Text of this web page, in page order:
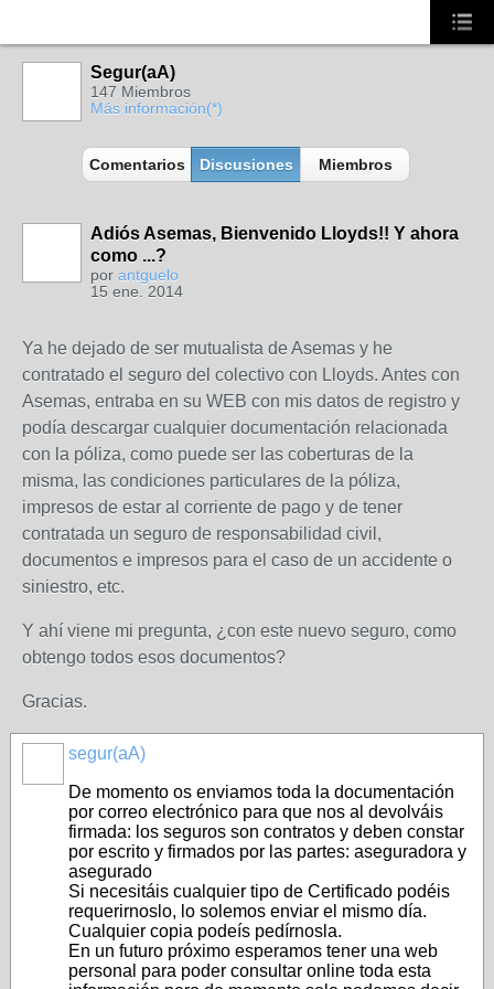
Segur(aA)
147 Miembros
Más información(*)
Comentarios Discusiones Miembros
Adiós Asemas, Bienvenido Lloyds!! Y ahora
como ...?
por antguelo
15 ene. 2014
Ya he dejado de ser mutualista de Asemas y he
contratado el seguro del colectivo con Lloyds. Antes con
Asemas, entraba en su WEB con mis datos de registro y
podía descargar cualquier documentación relacionada
con la póliza, como puede ser las coberturas de la
misma, las condiciones particulares de la póliza,
impresos de estar al corriente de pago y de tener
contratada un seguro de responsabilidad civil,
documentos e impresos para el caso de un accidente o
siniestro, etc.
Y ahí viene mi pregunta, ¿con este nuevo seguro, como
obtengo todos esos documentos?
Gracias.
segur(aA)
De momento os enviamos toda la documentación
por correo electrónico para que nos al devolváis
firmada: los seguros son contratos y deben constar
por escrito y firmados por las partes: aseguradora y
asegurado
Si necesitáis cualquier tipo de Certificado podéis
requerirnoslo, lo solemos enviar el mismo día.
Cualquier copia podeís pedírnosla.
En un futuro próximo esperamos tener una web
personal para poder consultar online toda esta